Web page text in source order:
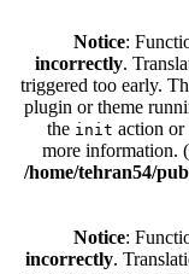
Notice:
incorrectly.
triggered too early.
plugin or theme
the init action or
more information.
/home/tehran54/
Notice:
incorrectly.